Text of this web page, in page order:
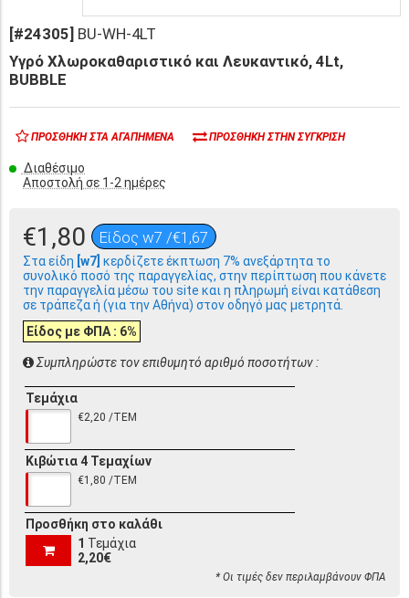
[#24305] BU-WH-4LT
Υγρό Χλωροκαθαριστικό και Λευκαντικό, 4Lt,
BUBBLE
ΠΡΟΣΘΉΚΗ ΣΤΑ ΑΓΑΠΗΜΈΝΑ ΠΡΟΣΘΉΚΗ ΣΤΗΝ ΣΎΓΚΡΙΣΗ
Διαθέσιμο
Αποστολή σε 1-2 ημέρες
€1,80 Είδος w7 /€1,67
Στα είδη [w7] κερδίζετε έκπτωση 7% ανεξάρτητα το
συνολικό ποσό της παραγγελίας, στην περίπτωση που κάνετε
την παραγγελία μέσω του site και η πληρωμή είναι κατάθεση
σε τράπεζα ή (για την Αθήνα) στον οδηγό μας μετρητά.
Είδος με ΦΠΑ : 6%
Συμπληρώστε τον επιθυμητό αριθμό ποσοτήτων :
Τεμάχια
€2,20 /ΤΕΜ
Κιβώτια 4 Τεμαχίων
€1,80 /ΤΕΜ
Προσθήκη στο καλάθι
1 Τεμάχια
2,20€
* Οι τιμές δεν περιλαμβάνουν ΦΠΑ